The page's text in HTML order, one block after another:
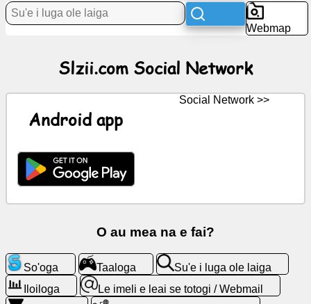
Tala
fua
ChatGPT
Wiki
Su'e
i
luga
Webmap
Slzii.com Social Network
Android app
Social Network >>
O au mea na e fai?
So'oga Taaloga
Su'e i luga ole laiga
Iloiloga
Le imeli e leai se totogi / Webmail